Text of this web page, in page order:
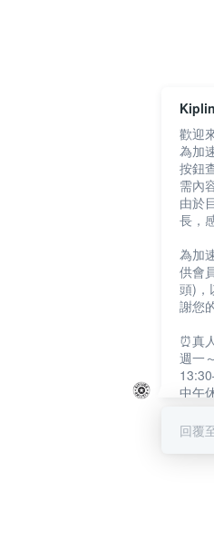
歡迎
為加
按鈕
需內
由於
長，
為加
供會
頭)，
謝您
⏰真
週一
中午
提
回覆